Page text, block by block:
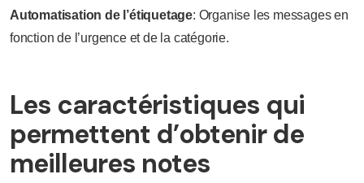
Automatisation de l’étiquetage: Organise les messages en
fonction de l’urgence et de la catégorie.
Les caractéristiques qui
permettent d’obtenir de
meilleures notes